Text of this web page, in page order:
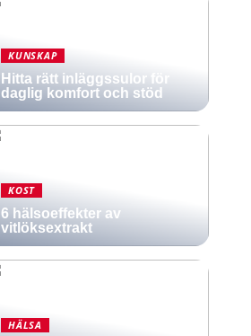
KUNSKAP
Hitta rätt inläggssulor för
daglig komfort och stöd
KOST
6 hälsoeffekter av
vitlöksextrakt
HÄLSA